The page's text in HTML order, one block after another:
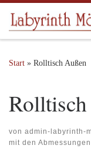
Zum Inhalt
Start » Rolltisch Außen
von admin-labyrinth-
mit den Abmessungen